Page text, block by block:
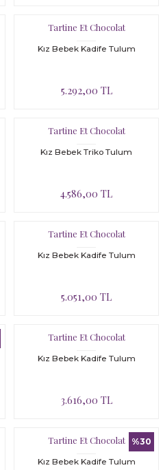
Tartine Et Chocolat
Kız Bebek Kadife Tulum
5.292,00 TL
Tartine Et Chocolat
Kız Bebek Triko Tulum
4.586,00 TL
Tartine Et Chocolat
Kız Bebek Kadife Tulum
5.051,00 TL
Tartine Et Chocolat
Kız Bebek Kadife Tulum
3.616,00 TL
%30
Tartine Et Chocolat
Kız Bebek Kadife Tulum